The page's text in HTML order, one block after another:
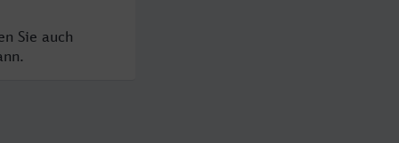
Sie auch